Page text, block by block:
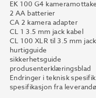
EK 100 G4
2 AA batterier
CA 2 kamera adapter
CL 1 3.5 mm jack kabel
CL 100 XLR til 3.5 mm
hurtigguide
sikkerhetsguide
produsenterklæringsblad
Endringer i teknisk
spesifikasjon fra